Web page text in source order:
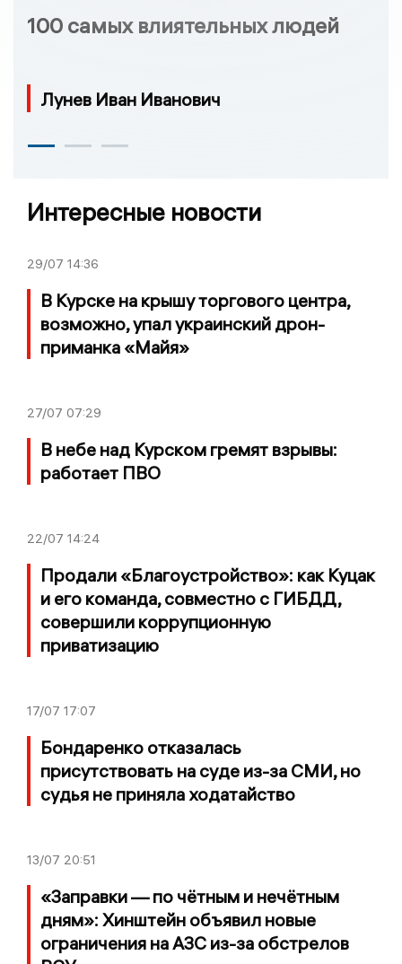
100 самых влиятельных людей
Лунев Иван Иванович
Интересные новости
29/07 14:36
В Курске на крышу торгового центра,
возможно, упал украинский дрон-
приманка «Майя»
27/07 07:29
В небе над Курском гремят взрывы:
работает ПВО
22/07 14:24
Продали «Благоустройство»: как Куцак
и его команда, совместно с ГИБДД,
совершили коррупционную
приватизацию
17/07 17:07
Бондаренко отказалась
присутствовать на суде из-за СМИ, но
судья не приняла ходатайство
13/07 20:51
«Заправки — по чётным и нечётным
дням»: Хинштейн объявил новые
ограничения на АЗС из-за обстрелов